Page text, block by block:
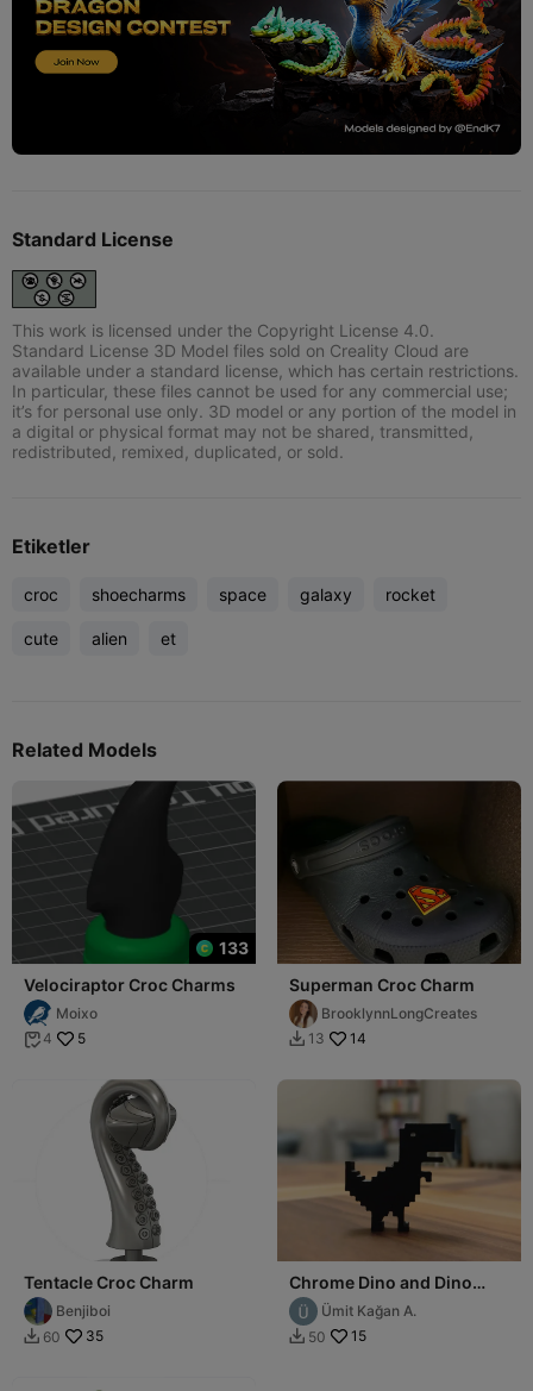
Standard License
This work is licensed under the Copyright License 4.0.
Standard License 3D Model files sold on Creality Cloud are
available under a standard license, which has certain restrictions.
In particular, these files cannot be used for any commercial use;
it’s for personal use only. 3D model or any portion of the model in
a digital or physical format may not be shared, transmitted,
redistributed, remixed, duplicated, or sold.
Etiketler
croc shoecharms space galaxy rocket
cute alien et
Related Models
133
Velociraptor Croc Charms
Moixo
 4 5
Superman Croc Charm
BrooklynnLongCreates
 13 14
Tentacle Croc Charm
Benjiboi
 60 35
Chrome Dino and Dino
Keychain/Anahtarlık
Ümit Kağan A.
 50 15